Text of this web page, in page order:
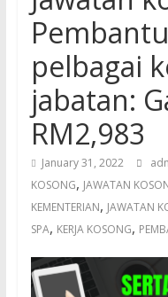
pelbagai
jabatan:
RM2,983
January 31, 2022
KOSONG, JAWATAN
KEMENTERIAN, JAWATAN
SPA, KERJA KOSONG,